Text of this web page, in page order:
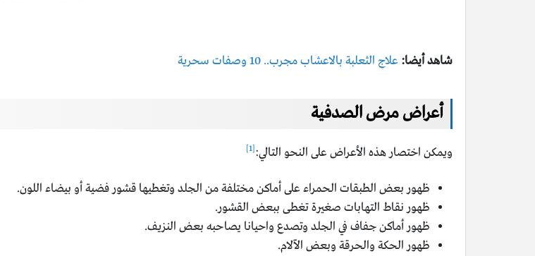
شاهد أيضا: علاج الثعلبة بالاعشاب مجرب.. 10 وصفات سحرية
أعراض مرض الصدفية
ويمكن اختصار هذه الأعراض على النحو التالي:[1]
ظهور بعض الطبقات الحمراء على أماكن مختلفة من الجلد وتغطيها قشور فضية أو بيضاء اللون.
ظهور نقاط التهابات صغيرة تغطى ببعض القشور.
ظهور أماكن جفاف في الجلد وتصدع واحيانا يصاحبه بعض النزيف.
ظهور الحكة والحرقة وبعض الآلام.